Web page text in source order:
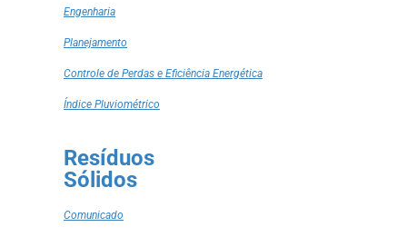
Engenharia
Planejamento
Controle de Perdas e Eficiência Energética
Índice Pluviométrico
Resíduos
Sólidos
Comunicado